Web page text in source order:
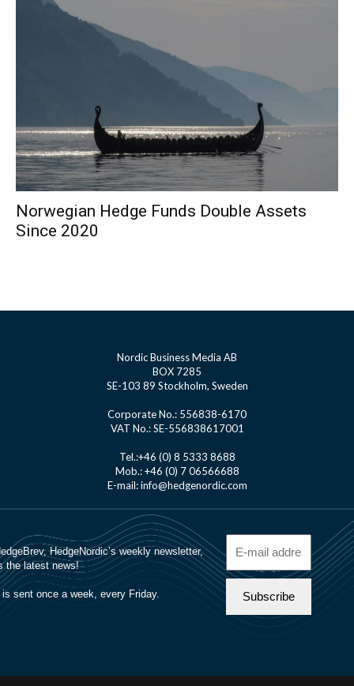
Norwegian Hedge Funds Double Assets
Since 2020
Nordic Business Media AB
BOX 7285
SE-103 89 Stockholm, Sweden
Corporate No.: 556838-6170
VAT No.: SE-556838617001
Tel.:+46 (0) 8 5333 8688
Mob.: +46 (0) 7 06566688
E-mail: info@hedgenordic.com